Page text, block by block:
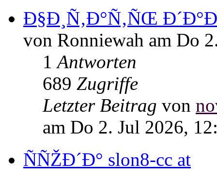
Ð§Ð¸Ñ‚Ð°Ñ‚ÑŒ
von Ronniewah am Do
1Antworten
689 Zugriffe
Letzter Beitrag von
am Do 2. Jul 2026,
ÑÑŽÐ´Ð° slon8-cc at